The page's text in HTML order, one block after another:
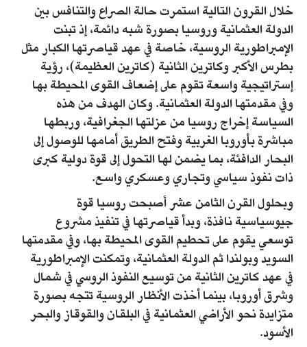
خلال القرون التالية استمرت حالة الصراع والتنافس بين
الدولة العثمانية وروسيا بصورة شبه دائمة، إذ تبنت
الإمبراطورية الروسية، خاصة في عهد قياصرتها الكبار مثل
بطرس الأكبر وكاترين الثانية (كاترين العظيمة)، رؤية
إستراتيجية واسعة تقوم على إضعاف القوى المحيطة بها
وفي مقدمتها الدولة العثمانية. وكان الهدف من هذه
السياسة إخراج روسيا من عزلتها الجغرافية، وربطها
مباشرة بأوروبا الغربية وفتح الطريق أمامها للوصول إلى
البحار الدافئة، بما يضمن لها التحول إلى قوة دولية كبرى
ذات نفوذ سياسي وتجاري وعسكري واسع.
وبحلول القرن الثامن عشر أصبحت روسيا قوة
جيوسياسية نافذة، وبدأ قياصرتها في تنفيذ مشروع
توسعي يقوم على تحطيم القوى المحيطة بها، وفي مقدمتها
السويد وبولندا ثم الدولة العثمانية، وتمكنت الإمبراطورية
في عهد كاترين الثانية من توسيع النفوذ الروسي في شمال
وشرق أوروبا، بينما أخذت الأنظار الروسية تتجه بصورة
متزايدة نحو الأراضي العثمانية في البلقان والقوقاز والبحر
الأسود.